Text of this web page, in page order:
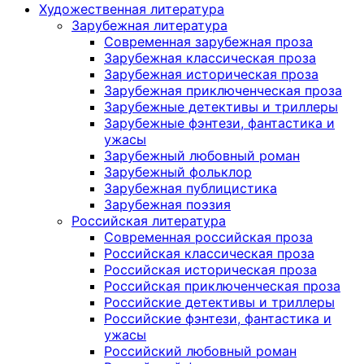
Художественная литература
Зарубежная литература
Современная зарубежная проза
Зарубежная классическая проза
Зарубежная историческая проза
Зарубежная приключенческая проза
Зарубежные детективы и триллеры
Зарубежные фэнтези, фантастика и
ужасы
Зарубежный любовный роман
Зарубежный фольклор
Зарубежная публицистика
Зарубежная поэзия
Российская литература
Современная российская проза
Российская классическая проза
Российская историческая проза
Российская приключенческая проза
Российские детективы и триллеры
Российские фэнтези, фантастика и
ужасы
Российский любовный роман